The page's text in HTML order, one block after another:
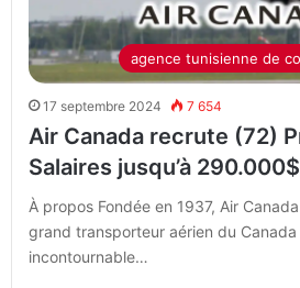
agence tunisienne de
17 septembre 2024 7 654
Air Canada recrute (72)
Salaires jusqu’à
À propos Fondée en 1937, Air
grand transporteur aérien du
incontournable…